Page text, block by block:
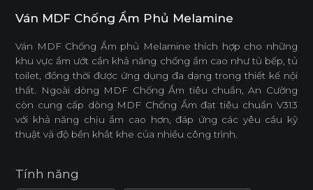
Ván MDF Chống Ẩm Phủ Melamine
Ván MDF Chống Ẩm phủ Melamine thích hợp cho những
khu vực ẩm ướt cần khả năng chống ẩm cao như tủ bếp, tủ
toilet, đồng thời được ứng dụng đa dạng trong thiết kế nội
thất. Ngoài dòng MDF Chống Ẩm tiêu chuẩn, An Cường
còn cung cấp dòng MDF Chống Ẩm đạt tiêu chuẩn V313
với khả năng chịu ẩm cao hơn, đáp ứng các yêu cầu kỹ
thuật và độ bền khắt khe của nhiều công trình.
Tính năng